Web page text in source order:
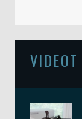
VIDEOT